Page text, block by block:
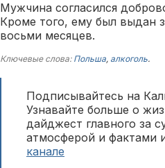
Мужчина согласился
Кроме того, ему был выдан
восьми месяцев.
Ключевые слова: Польша, алкоголь.
Подписывайтесь на
Узнавайте больше о
дайджест главного за
атмосферой и фактами
канале